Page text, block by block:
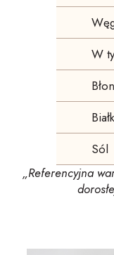
W
Sól
„Referencyjna